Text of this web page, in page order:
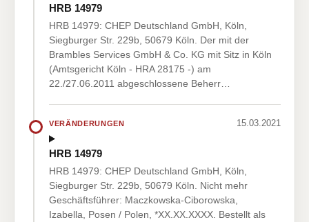
HRB 14979
HRB 14979: CHEP Deutschland GmbH, Köln,
Siegburger Str. 229b, 50679 Köln. Der mit der
Brambles Services GmbH & Co. KG mit Sitz in Köln
(Amtsgericht Köln - HRA 28175 -) am
22./27.06.2011 abgeschlossene Beherr…
VERÄNDERUNGEN 15.03.2021
HRB 14979
HRB 14979: CHEP Deutschland GmbH, Köln,
Siegburger Str. 229b, 50679 Köln. Nicht mehr
Geschäftsführer: Maczkowska-Ciborowska,
Izabella, Posen / Polen, *XX.XX.XXXX. Bestellt als